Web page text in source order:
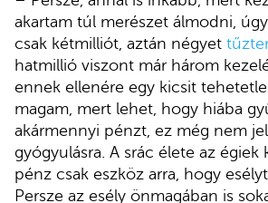
akartam túl merészet álmodni,
csak kétmilliót, aztán négyet
hatmillió viszont már három
ennek ellenére egy kicsit
magam, mert lehet, hogy hiába
akármennyi pénzt, ez még nem
gyógyulásra. A srác élete az égiek
pénz csak eszköz arra, hogy
Persze az esély önmagában is